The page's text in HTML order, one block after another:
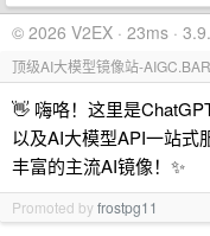
© 2026 V2EX · 23ms ·
顶级AI大模型镜像站-AIGC.BAR
👋 嗨咯！这里是
以及AI大模型API一站式
丰富的主流AI镜像！✨
Promoted byfrostpg11